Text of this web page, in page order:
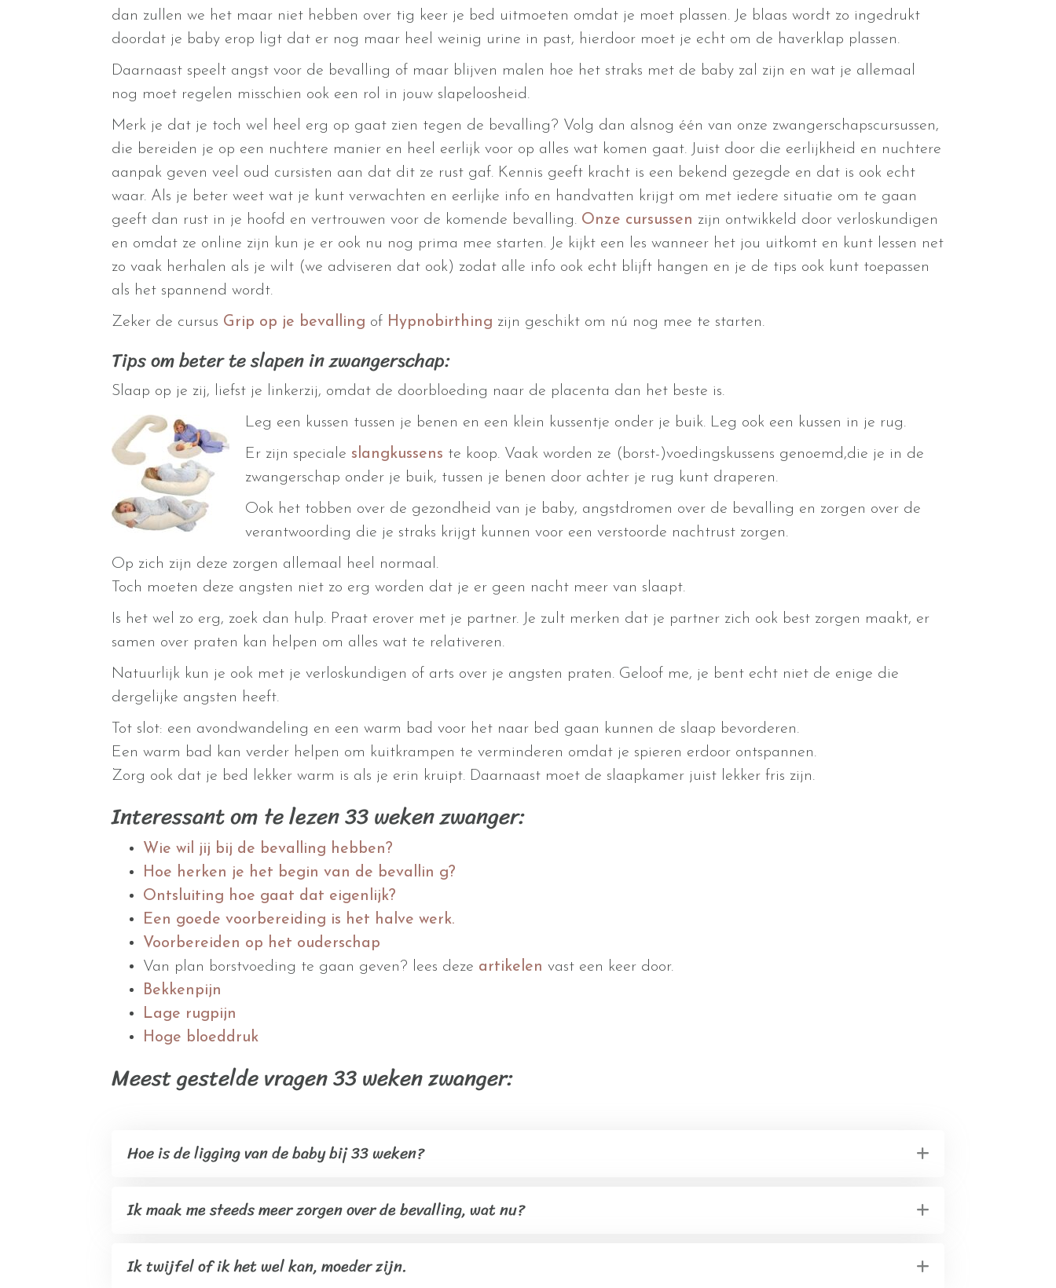
dan zullen we het maar niet hebben over tig keer je bed uitmoeten omdat je moet plassen. Je blaas wordt zo ingedrukt
doordat je baby erop ligt dat er nog maar heel weinig urine in past, hierdoor moet je echt om de haverklap plassen.
Daarnaast speelt angst voor de bevalling of maar blijven malen hoe het straks met de baby zal zijn en wat je allemaal
nog moet regelen misschien ook een rol in jouw slapeloosheid.
Merk je dat je toch wel heel erg op gaat zien tegen de bevalling? Volg dan alsnog één van onze zwangerschapscursussen,
die bereiden je op een nuchtere manier en heel eerlijk voor op alles wat komen gaat. Juist door die eerlijkheid en nuchtere
aanpak geven veel oud cursisten aan dat dit ze rust gaf. Kennis geeft kracht is een bekend gezegde en dat is ook echt
waar. Als je beter weet wat je kunt verwachten en eerlijke info en handvatten krijgt om met iedere situatie om te gaan
geeft dan rust in je hoofd en vertrouwen voor de komende bevalling. Onze cursussen zijn ontwikkeld door verloskundigen
en omdat ze online zijn kun je er ook nu nog prima mee starten. Je kijkt een les wanneer het jou uitkomt en kunt lessen net
zo vaak herhalen als je wilt (we adviseren dat ook) zodat alle info ook echt blijft hangen en je de tips ook kunt toepassen
als het spannend wordt.
Zeker de cursus Grip op je bevalling of Hypnobirthing zijn geschikt om nú nog mee te starten.
Tips om beter te slapen in zwangerschap:
Slaap op je zij, liefst je linkerzij, omdat de doorbloeding naar de placenta dan het beste is.
Leg een kussen tussen je benen en een klein kussentje onder je buik. Leg ook een kussen in je rug.
Er zijn speciale slangkussens te koop. Vaak worden ze (borst-)voedingskussens genoemd,die je in de
zwangerschap onder je buik, tussen je benen door achter je rug kunt draperen.
Ook het tobben over de gezondheid van je baby, angstdromen over de bevalling en zorgen over de
verantwoording die je straks krijgt kunnen voor een verstoorde nachtrust zorgen.
Op zich zijn deze zorgen allemaal heel normaal.
Toch moeten deze angsten niet zo erg worden dat je er geen nacht meer van slaapt.
Is het wel zo erg, zoek dan hulp. Praat erover met je partner. Je zult merken dat je partner zich ook best zorgen maakt, er
samen over praten kan helpen om alles wat te relativeren.
Natuurlijk kun je ook met je verloskundigen of arts over je angsten praten. Geloof me, je bent echt niet de enige die
dergelijke angsten heeft.
Tot slot: een avondwandeling en een warm bad voor het naar bed gaan kunnen de slaap bevorderen.
Een warm bad kan verder helpen om kuitkrampen te verminderen omdat je spieren erdoor ontspannen.
Zorg ook dat je bed lekker warm is als je erin kruipt. Daarnaast moet de slaapkamer juist lekker fris zijn.
Interessant om te lezen 33 weken zwanger:
Wie wil jij bij de bevalling hebben?
Hoe herken je het begin van de bevallin g?
Ontsluiting hoe gaat dat eigenlijk?
Een goede voorbereiding is het halve werk.
Voorbereiden op het ouderschap
Van plan borstvoeding te gaan geven? lees deze artikelen vast een keer door.
Bekkenpijn
Lage rugpijn
Hoge bloeddruk
Meest gestelde vragen 33 weken zwanger:
Hoe is de ligging van de baby bij 33 weken?
Ik maak me steeds meer zorgen over de bevalling, wat nu?
Ik twijfel of ik het wel kan, moeder zijn.